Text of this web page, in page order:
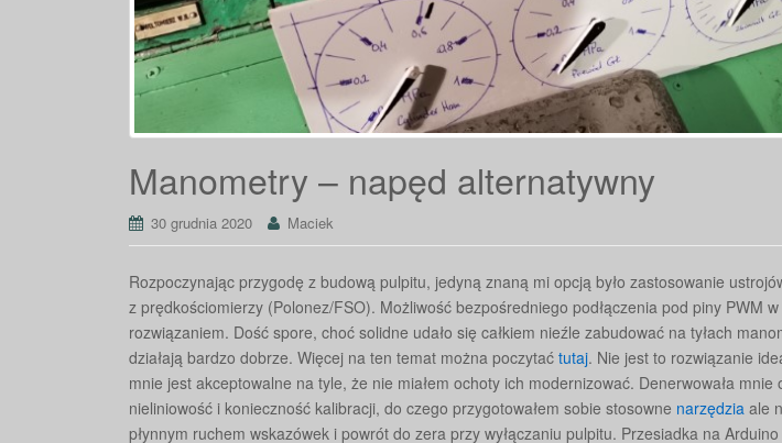
Manometry – napęd alternatywny
30 grudnia 2020 Maciek
Rozpoczynając przygodę z budową pulpitu, jedyną znaną mi opcją było zastosowanie
z prędkościomierzy (Polonez/FSO). Możliwość bezpośredniego podłączenia pod piny PWM w
rozwiązaniem. Dość spore, choć solidne udało się całkiem nieźle zabudować na tyłach
działają bardzo dobrze. Więcej na ten temat można poczytać tutaj. Nie jest to rozwiązanie
mnie jest akceptowalne na tyle, że nie miałem ochoty ich modernizować. Denerwowała mnie
nieliniowość i konieczność kalibracji, do czego przygotowałem sobie stosowne narzędzia ale
płynnym ruchem wskazówek i powrót do zera przy wyłączaniu pulpitu. Przesiadka na